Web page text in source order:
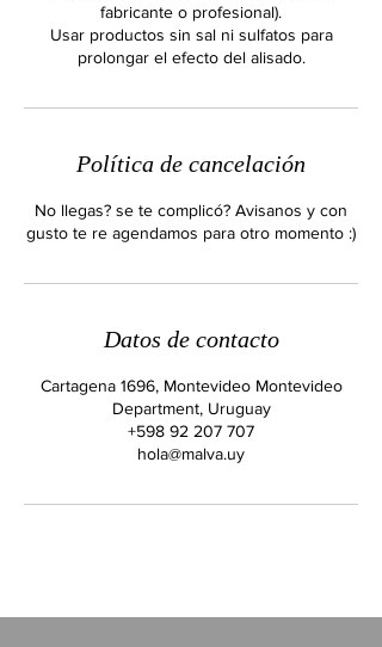
fabricante o profesional).
Usar productos sin sal ni sulfatos para
prolongar el efecto del alisado.
Política de cancelación
No llegas? se te complicó? Avisanos y con
gusto te re agendamos para otro momento :)
Datos de contacto
Cartagena 1696, Montevideo Montevideo
Department, Uruguay
+598 92 207 707
hola@malva.uy